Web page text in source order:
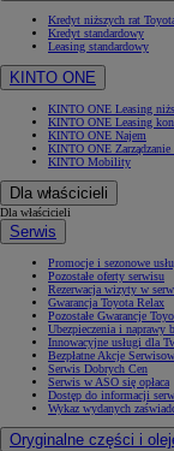
Kredyt niższych rat
Kredyt standardowy
Leasing standardowy
KINTO ONE
KINTO ONE Leasing
KINTO ONE Leasing
KINTO ONE Najem
KINTO ONE Zarządzanie
KINTO Mobility
Dla właścicieli
Dla właścicieli
Serwis
Promocje i sezonowe
Pozostałe oferty serwisu
Rezerwacja wizyty w
Gwarancja Toyota Relax
Pozostałe Gwarancje
Ubezpieczenia i naprawy
Innowacyjne usługi dla
Bezpłatne Akcje
Serwis Dobrych Cen
Serwis w ASO się opłaca
Dostęp do informacji
Wykaz wydanych
Oryginalne części i